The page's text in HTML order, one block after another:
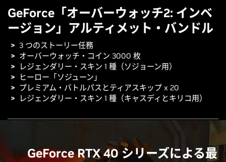
GeForce「オーバーウォッチ2: インベ
ージョン」アルティメット・バンドル
3 つのストーリー任務
オーバーウォッチ・コイン 3000 枚
レジェンダリー・スキン 1 種（ソジョーン用）
ヒーロー「ソジューン」
プレミアム・バトルパスとティアスキップ x 20
レジェンダリー・スキン 1 種（キャスディとキリコ用）
GeForce RTX 40 シリーズによる最